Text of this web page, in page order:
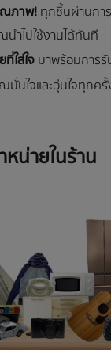
ณภาพ!ทุกชิ้นผ่านกา
ำไปใช้งานได้ทันที
ใส่ใจมาพร้อมการรั
มั่นใจและอุ่นใจทุกค
หน่ายในร้าน